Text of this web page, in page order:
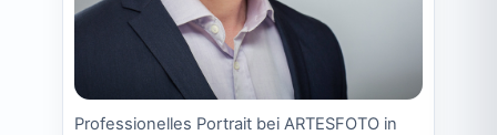
Professionelles Portrait bei ARTESFOTO in